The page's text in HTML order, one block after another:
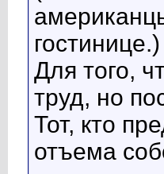
гостинице.)
Для того,
труд, но
Тот, кто
отъема